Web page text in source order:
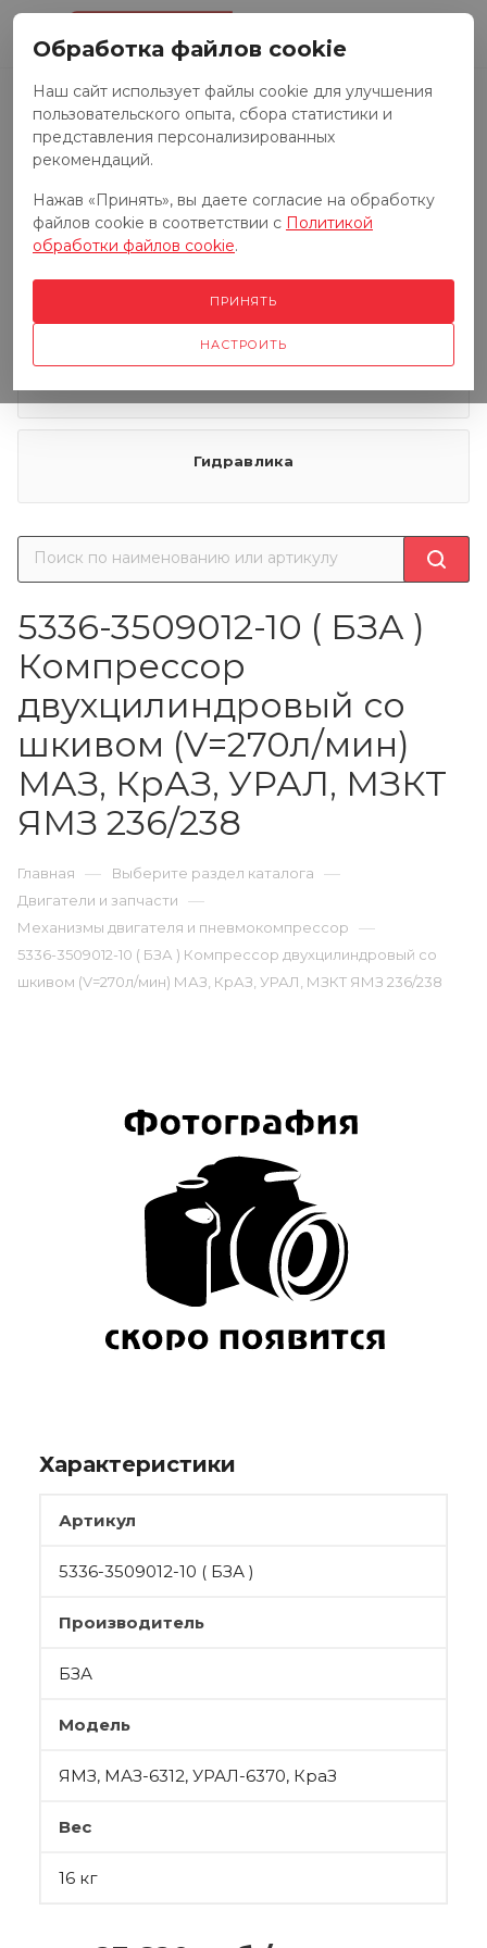
Запчасти к тракторам
Запчасти к грузовым автомобилям
Гидравлика
5336-3509012-10 ( БЗА )
Компрессор
двухцилиндровый со
шкивом (V=270л/мин)
МАЗ, КрАЗ, УРАЛ, МЗКТ
ЯМЗ 236/238
Главная — Выберите раздел каталога —
Двигатели и запчасти —
Механизмы двигателя и пневмокомпрессор —
5336-3509012-10 ( БЗА ) Компрессор двухцилиндровый со
шкивом (V=270л/мин) МАЗ, КрАЗ, УРАЛ, МЗКТ ЯМЗ 236/238
Характеристики
Артикул
5336-3509012-10 ( БЗА )
Производитель
БЗА
Модель
ЯМЗ, МАЗ-6312, УРАЛ-6370, КраЗ
Вес
16 кг
Обработка файлов cookie
Наш сайт использует файлы cookie для улучшения
пользовательского опыта, сбора статистики и
представления персонализированных
рекомендаций.
Нажав «Принять», вы даете согласие на обработку
файлов cookie в соответствии с Политикой
обработки файлов cookie.
НАСТРОИТЬ
ПРИНЯТЬ